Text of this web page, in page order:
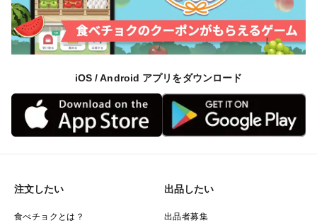
iOS / Android アプリをダウンロード
注文したい
食べチョクとは？
出品したい
出品者募集